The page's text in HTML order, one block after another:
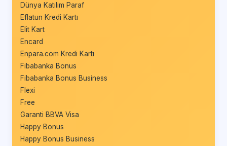
Dünya Katılım Paraf
Eflatun Kredi Kartı
Elit Kart
Encard
Enpara.com Kredi Kartı
Fibabanka Bonus
Fibabanka Bonus Business
Flexi
Free
Garanti BBVA Visa
Happy Bonus
Happy Bonus Business